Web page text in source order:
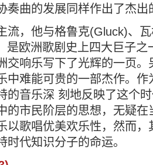
奏曲的发展同样作出了杰出
流，他与格鲁克(Gluck)、
是欧洲歌剧史上四大巨子之
交响乐写下了光辉的一页。
中难能可贵的一部杰作。作
的音乐深 刻地反映了这个
的市民阶层的思想，无疑在
以歌唱优美欢乐性，然而，
代知识分子的命运。